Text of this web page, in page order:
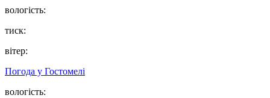
вологість:
тиск:
вітер:
Погода у Гостомелі
вологість: